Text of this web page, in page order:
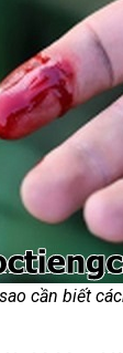
cần biết